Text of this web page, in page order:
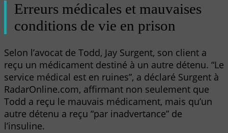
Erreurs médicales et mauvaises
conditions de vie en prison
Selon l’avocat de Todd, Jay Surgent, son client a
reçu un médicament destiné à un autre détenu. “Le
service médical est en ruines”, a déclaré Surgent à
RadarOnline.com, affirmant non seulement que
Todd a reçu le mauvais médicament, mais qu’un
autre détenu a reçu “par inadvertance” de
l’insuline.